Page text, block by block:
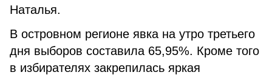
Наталья.
В островном регионе явка на утро третьего
дня выборов составила 65,95%. Кроме того
в избирателях закрепилась яркая